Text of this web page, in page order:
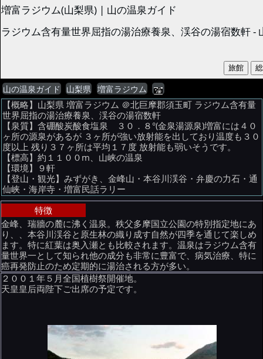
増富ラジウム(山梨県) | 山の温泉ガイド
ラジウム含有量世界屈指の湯治療養泉、渓谷の湯宿数軒 -
山の温泉ガイド 山梨県 増富ラジウム
【概略】山梨県 増富ラジウム ＠北巨摩郡須玉町 ラジウム含有量
世界屈指の湯治療養泉、渓谷の湯宿数軒
【泉質】含硼酸炭酸食塩泉 ３０．８°(金泉湯源泉)増富には４０
ヶ所の源泉があるが ３ヶ所が強い放射能を出しており温度も３０
度以上 残り３７ヶ所は平均１７度 放射能も弱いそうです。
【標高】約１１００m、山峡の温泉
【環境】９軒
【登山・観光】みずがき、金峰山・本谷川渓谷・弁慶の力石・通
仙峡・海岸寺・増富民話ラリー
特徴
金峰、瑞牆の麓に沸く温泉。秩父多摩国立公園の特別指定地にあ
り、、本谷川渓谷と原生林の織り成す自然が四季を通じて楽しめ
ます。特に紅葉は奥入瀬とも比較されます。温泉はラジウム含有
量世界一として知られ他の成分も非常に豊富で、病気治療、特に
癌再発防止のため定期的に湯治される方が多い。
２００１年５月全国植樹祭開催地。
天皇皇后両陛下ご出席の予定です。